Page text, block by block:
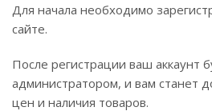
Для начала необходимо
сайте.
После регистрации ваш аккаунт
администратором, и вам станет
цен и наличия товаров.